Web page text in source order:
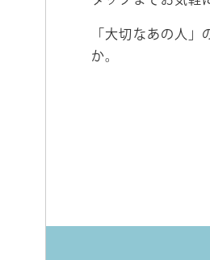
「大切なあの人
か。